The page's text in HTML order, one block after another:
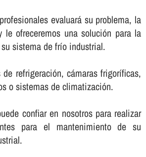
evaluará su problema, la
le ofreceremos una solución para la
sistema de frí­o industrial.
refrigeración, cámaras frigorí­ficas,
o sistemas de climatización.
confiar en nosotros para realizar
para el mantenimiento de su